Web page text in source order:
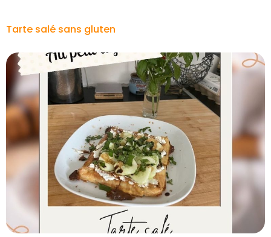
Tarte salé sans gluten